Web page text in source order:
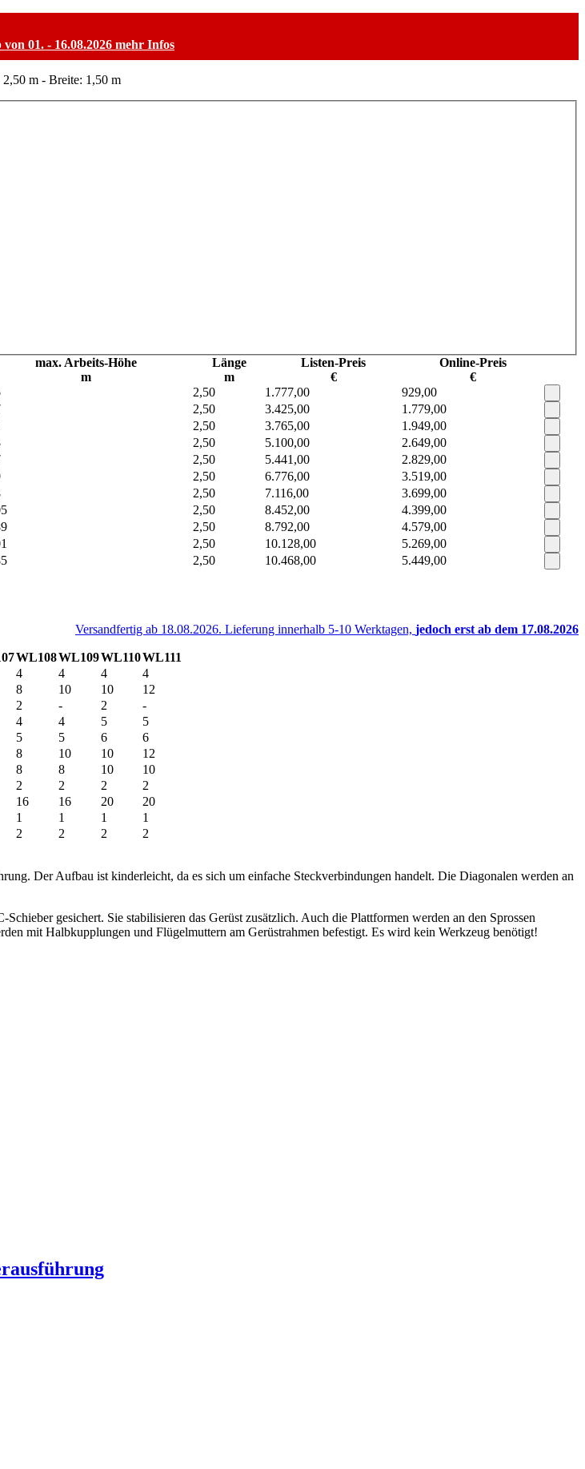
01. - 16.08.2026 mehr Infos
m - Breite: 1,50 m
max. Arbeits-Höhe
m
Länge
m
Listen-Preis
€
Online-Preis
€
2,50 1.777,00
929,00
2,50 3.425,00
1.779,00
2,50 3.765,00
1.949,00
2,50 5.100,00
2.649,00
2,50 5.441,00
2.829,00
2,50 6.776,00
3.519,00
2,50 7.116,00
3.699,00
2,50 8.452,00
4.399,00
2,50 8.792,00
4.579,00
2,50 10.128,00
5.269,00
2,50 10.468,00 5.449,00
Versandfertig ab 18.08.2026. Lieferung innerhalb 5-10 Werktagen, jedoch erst ab dem 17.08.2026
WL108WL109WL110WL111
4 4 4
4
8 10 10
12
2 - 2
-
4 4 5
5
5 5 6
6
8 10 10
12
8 8 10
10
2 2 2
2
16 16 20
20
1 1 1
1
2 2 2 2
Der Aufbau ist kinderleicht, da es sich um einfache Steckverbindungen handelt. Die Diagonalen werden an
gesichert. Sie stabilisieren das Gerüst zusätzlich. Auch die Plattformen werden an den Sprossen
mit Halbkupplungen und Flügelmuttern am Gerüstrahmen befestigt. Es wird kein Werkzeug benötigt!